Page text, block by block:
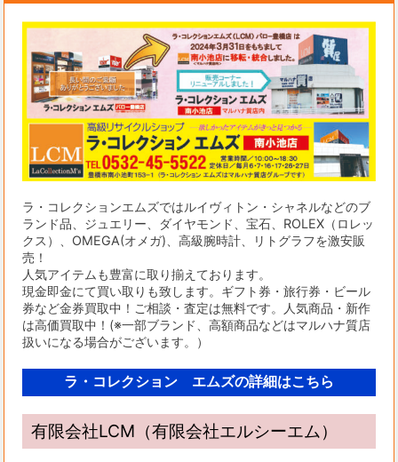
ラ・コレクションエムズではルイヴィトン・シャネルなどのブ
ランド品、ジュエリー、ダイヤモンド、宝石、ROLEX（ロレッ
クス）、OMEGA(オメガ)、高級腕時計、リトグラフを激安販
売！
人気アイテムも豊富に取り揃えております。
現金即金にて買い取りも致します。ギフト券・旅行券・ビール
券など金券買取中！ご相談・査定は無料です。人気商品・新作
は高価買取中！(※一部ブランド、高額商品などはマルハナ質店
扱いになる場合がございます。）
ラ・コレクション エムズの詳細はこちら
有限会社LCM（有限会社エルシーエム）